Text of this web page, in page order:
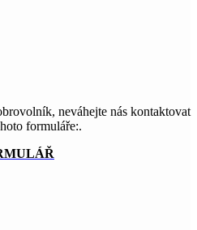
neváhejte nás kontaktovat
formuláře:.